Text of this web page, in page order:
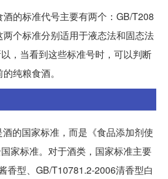
的标准代号主要有两个：GB/T208
个标准分别适用于液态法和固态法
，当看到这些标准号时，可以判断
纯粮食酒。
的国家标准，而是《食品添加剂使
家标准。对于酒类，国家标准主要
香型、GB/T10781.2-2006清香型白